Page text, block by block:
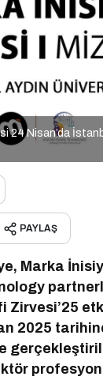
24 Nisan’da
PAYLAŞ
Marka
Zirvesi’25
2025